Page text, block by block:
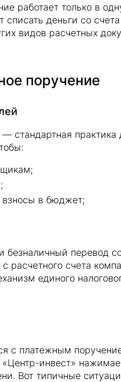
работает только в
деньги со
видов расчетных
поручение
стандартная
взносы в бюджет;
безналичный перевод
расчетного счета
единого
с платежным
инвест»
Вот типичные